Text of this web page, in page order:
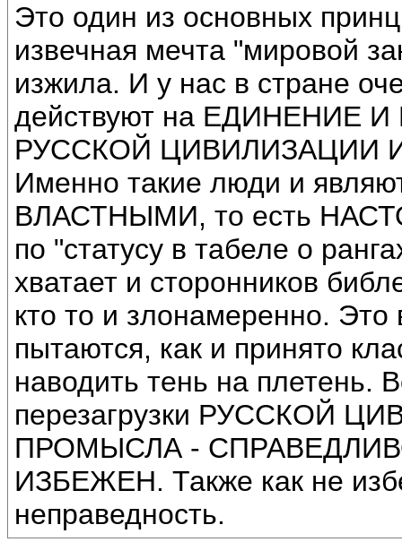
Это один из основных
извечная мечта "мировой
изжила. И у нас в стране
действуют на
РУССКОЙ ЦИВИЛИЗАЦИИ
Именно такие люди и
ВЛАСТНЫМИ, то есть
по "статусу в табеле о
хватает и сторонников
кто то и злонамеренно.
пытаются, как и принято
наводить тень на плетень.
перезагрузки РУССКОЙ
ПРОМЫСЛА -
ИЗБЕЖЕН. Также как не
неправедность.